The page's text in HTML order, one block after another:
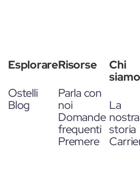
Esplorare
Ostelli
Blog
Risorse
Parla con
noi
Domande
frequenti
Premere
Chi
siamo
La
nostra
storia